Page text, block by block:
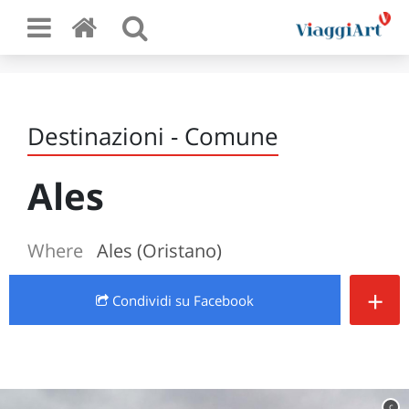
Destinazioni - Comune
Ales
Where Ales (Oristano)
Condividi su Facebook +
c